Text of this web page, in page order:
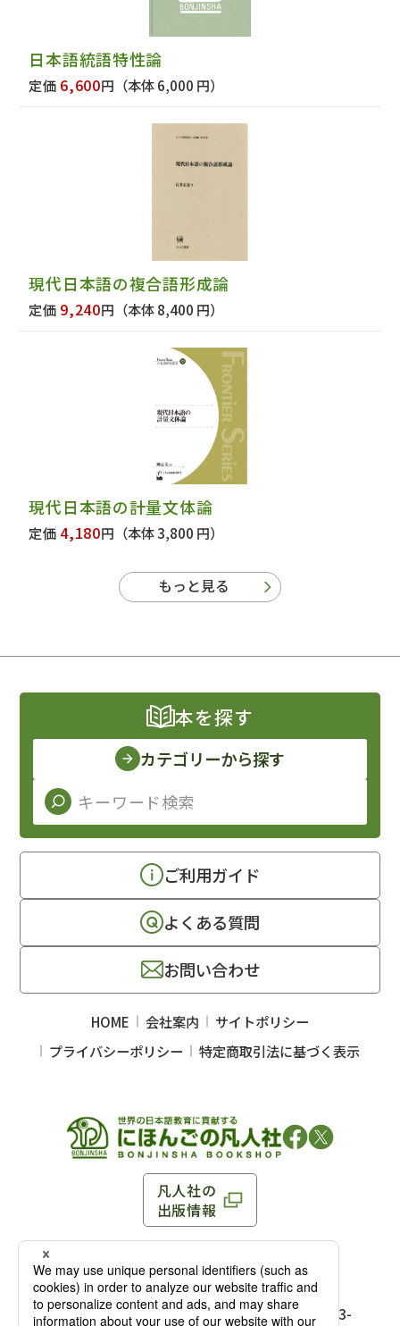
日本語統語特性論
定価 6,600円 （本体 6,000 円）
現代日本語の複合語形成論
定価 9,240円 （本体 8,400 円）
現代日本語の計量文体論
定価 4,180円 （本体 3,800 円）
もっと見る
凡人社の
出版情報
〒102-0093 東京都千代田区平河町 1-3-13 8F
TEL：03-3263-3959／FAX：03-3263-3116
〒102-0093 東京都千代田区平河町1-3-
本を探す
カテゴリーから探す
ご利用ガイド
よくある質問
お問い合わせ
HOME 会社案内
サイトポリシー
プライバシーポリシー
特定商取引法に基づく表示